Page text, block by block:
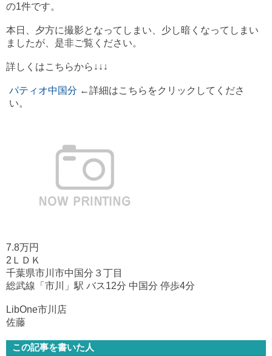
の1件です。
本日、夕方に撮影となってしまい、少し暗くなってしまい
ましたが、是非ご覧ください。
詳しくはこちらから↓↓↓
パティオ中国分 ←詳細はこちらをクリックしてくださ
い。
7.8万円
2ＬＤＫ
千葉県市川市中国分３丁目
総武線「市川」駅 バス12分 中国分 停歩4分
LibOne市川店
佐藤
この記事を書いた人